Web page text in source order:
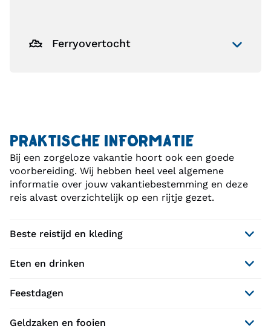
Ferryovertocht
PRAKTISCHE INFORMATIE
Bij een zorgeloze vakantie hoort ook een goede
voorbereiding. Wij hebben heel veel algemene
informatie over jouw vakantiebestemming en deze
reis alvast overzichtelijk op een rijtje gezet.
Beste reistijd en kleding
Eten en drinken
Feestdagen
Geldzaken en fooien